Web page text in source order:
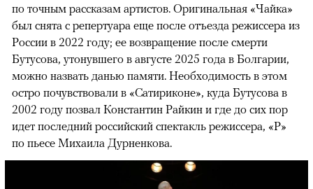
по точным рассказам артистов. Оригинальная «Чайка»
был снята с репертуара еще после отъезда режиссера из
России в 2022 году; ее возвращение после смерти
Бутусова, утонувшего в августе 2025 года в Болгарии,
можно назвать данью памяти. Необходимость в этом
остро почувствовали в «Сатириконе», куда Бутусова в
2002 году позвал Константин Райкин и где до сих пор
идет последний российский спектакль режиссера, «Р»
по пьесе Михаила Дурненкова.